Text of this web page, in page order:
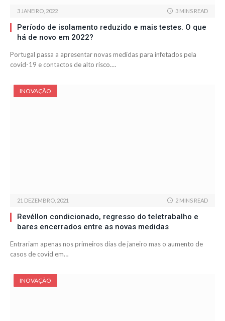
3 JANEIRO, 2022 3 MINS READ
Período de isolamento reduzido e mais testes. O que
há de novo em 2022?
Portugal passa a apresentar novas medidas para infetados pela
covid-19 e contactos de alto risco.…
INOVAÇÃO
21 DEZEMBRO, 2021 2 MINS READ
Revéllon condicionado, regresso do teletrabalho e
bares encerrados entre as novas medidas
Entrariam apenas nos primeiros dias de janeiro mas o aumento de
casos de covid em…
INOVAÇÃO